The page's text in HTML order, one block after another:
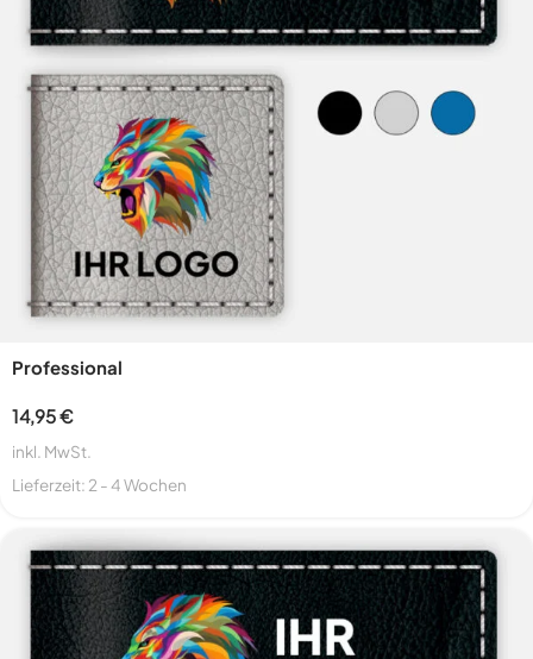
Professional
14,95€
inkl. MwSt.
Lieferzeit: 2 - 4 Wochen